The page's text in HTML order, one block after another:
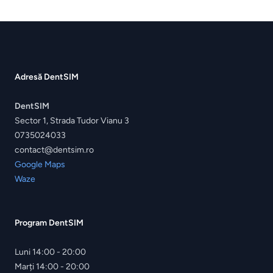
Adresă DentSIM
DentSIM
Sector 1, Strada Tudor Vianu 3
0735024033
contact@dentsim.ro
Google Maps
Waze
Program DentSIM
Luni 14:00 - 20:00
Marți 14:00 - 20:00